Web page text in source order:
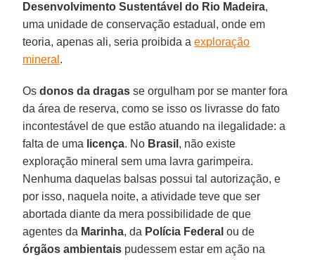
Desenvolvimento Sustentável do Rio Madeira,
uma unidade de conservação estadual, onde em
teoria, apenas ali, seria proibida aexploração
mineral .
Osdonos da dragas se orgulham por se manter fora
da área de reserva, como se isso os livrasse do fato
incontestável de que estão atuando na ilegalidade: a
falta de uma licença. No Brasil , não existe
exploração mineral sem uma lavra garimpeira.
Nenhuma daquelas balsas possui tal autorização, e
por isso, naquela noite, a atividade teve que ser
abortada diante da mera possibilidade de que
agentes da Marinha, da Polícia Federal ou de
órgãos ambientais pudessem estar em ação na